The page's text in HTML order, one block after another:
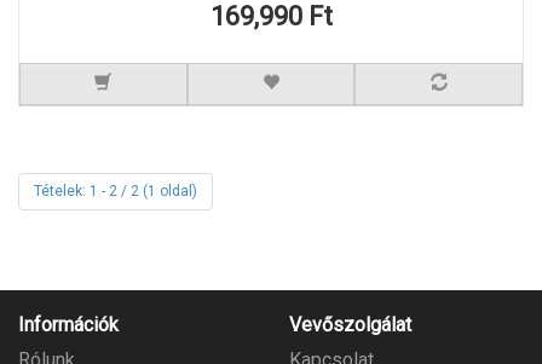
169,990 Ft
Tételek: 1 - 2 / 2 (1 oldal)
Információk
Vevőszolgálat